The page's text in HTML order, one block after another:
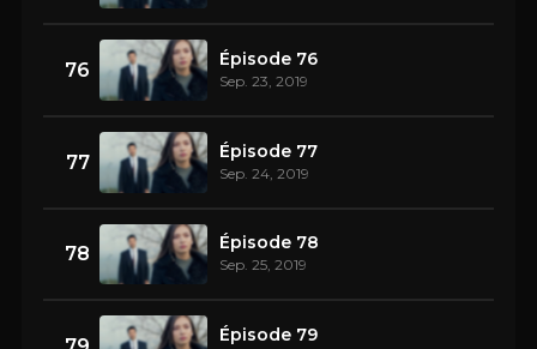
76 Épisode 76
Sep. 23, 2019
77 Épisode 77
Sep. 24, 2019
78 Épisode 78
Sep. 25, 2019
Épisode 79